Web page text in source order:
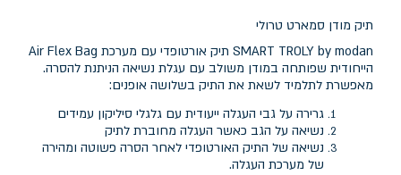
תיק מודן סמארט טרולי
SMART TROLY by modan תיק אורטופדי עם מערכת Air Flex Bag
הייחודית שפותחה במודן משולב עם עגלת נשיאה הניתנת להסרה.
מאפשרת לתלמיד לשאת את התיק בשלושה אופנים:
גרירה על גבי העגלה ייעודית עם גלגלי סיליקון עמידים
נשיאה על הגב כאשר העגלה מחוברת לתיק
נשיאה של התיק האורטופדי לאחר הסרה פשוטה ומהירה
של מערכת העגלה.